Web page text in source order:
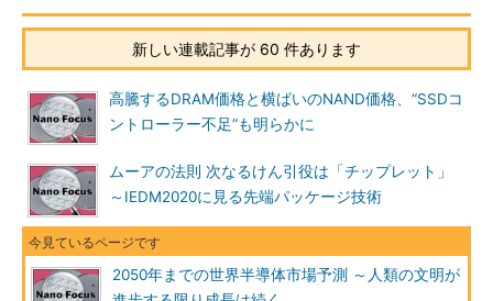
新しい連載記事が 60 件あります
高騰するDRAM価格と横ばいのNAND価格、“SSDコ
ントローラー不足”も明らかに
ムーアの法則 次なるけん引役は「チップレット」
～IEDM2020に見る先端パッケージ技術
2050年までの世界半導体市場予測 ～人類の文明が